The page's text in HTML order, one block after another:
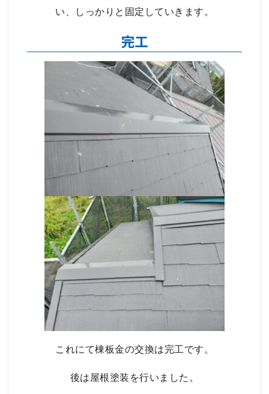
い、しっかりと固定していきます。
完工
これにて棟板金の交換は完工です。
後は屋根塗装を行いました。